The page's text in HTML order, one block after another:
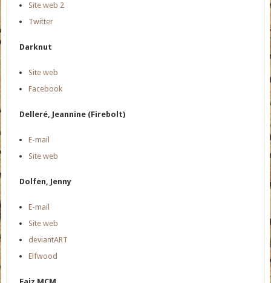
Site web 2
Twitter
Darknut
Site web
Facebook
Delleré, Jeannine (Firebolt)
E-mail
Site web
Dolfen, Jenny
E-mail
Site web
deviantART
Elfwood